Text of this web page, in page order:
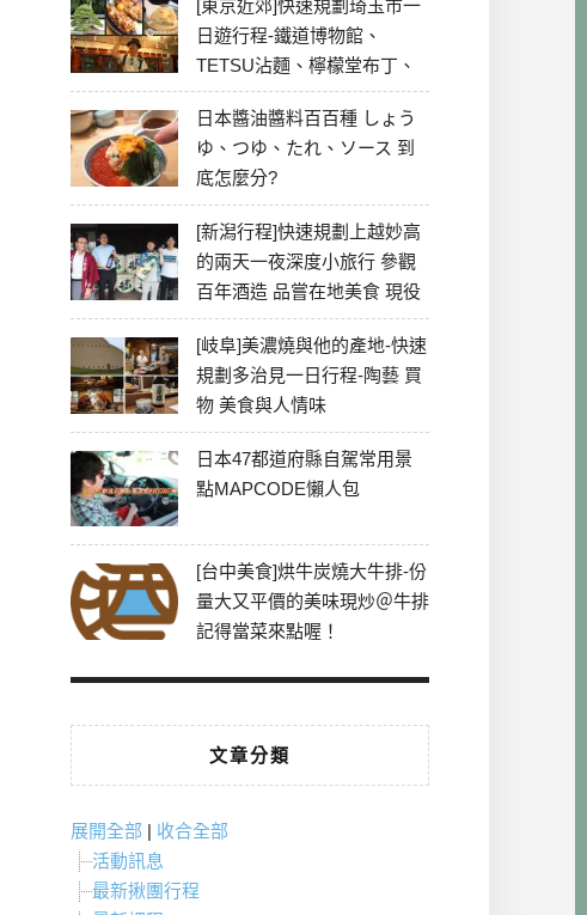
[東京近郊]快速規劃琦玉市一
日遊行程-鐵道博物館、
TETSU沾麵、檸檬堂布丁、
冰川神社、美食彙整
日本醬油醬料百百種 しょう
ゆ、つゆ、たれ、ソース 到
底怎麼分?
[新潟行程]快速規劃上越妙高
的兩天一夜深度小旅行 參觀
百年酒造 品嘗在地美食 現役
最老牌電影院
[岐阜]美濃燒與他的產地-快速
規劃多治見一日行程-陶藝 買
物 美食與人情味
日本47都道府縣自駕常用景
點MAPCODE懶人包
[台中美食]烘牛炭燒大牛排-份
量大又平價的美味現炒＠牛排
記得當菜來點喔！
文章分類
展開全部 | 收合全部
活動訊息
最新揪團行程